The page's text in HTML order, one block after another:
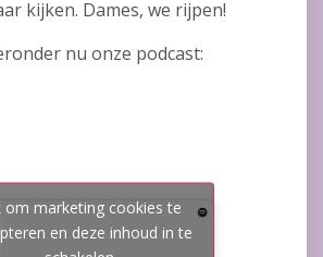
kijken. Dames, we rijpen!
nu onze podcast:
om marketing cookies te
en deze inhoud in te